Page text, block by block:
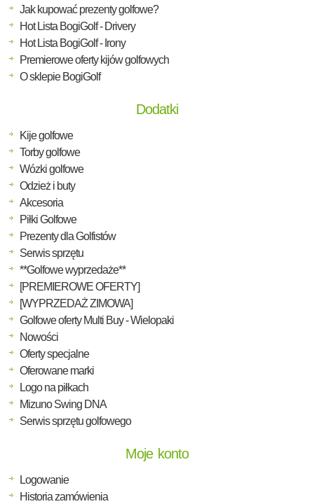
Jak kupować prezenty golfowe?
Hot Lista BogiGolf - Drivery
Hot Lista BogiGolf - Irony
Premierowe oferty kijów golfowych
O sklepie BogiGolf
Dodatki
Kije golfowe
Torby golfowe
Wózki golfowe
Odzież i buty
Akcesoria
Piłki Golfowe
Prezenty dla Golfistów
Serwis sprzętu
**Golfowe wyprzedaże**
[PREMIEROWE OFERTY]
[WYPRZEDAŻ ZIMOWA]
Golfowe oferty Multi Buy - Wielopaki
Nowości
Oferty specjalne
Oferowane marki
Logo na piłkach
Mizuno Swing DNA
Serwis sprzętu golfowego
Moje konto
Logowanie
Historia zamówienia